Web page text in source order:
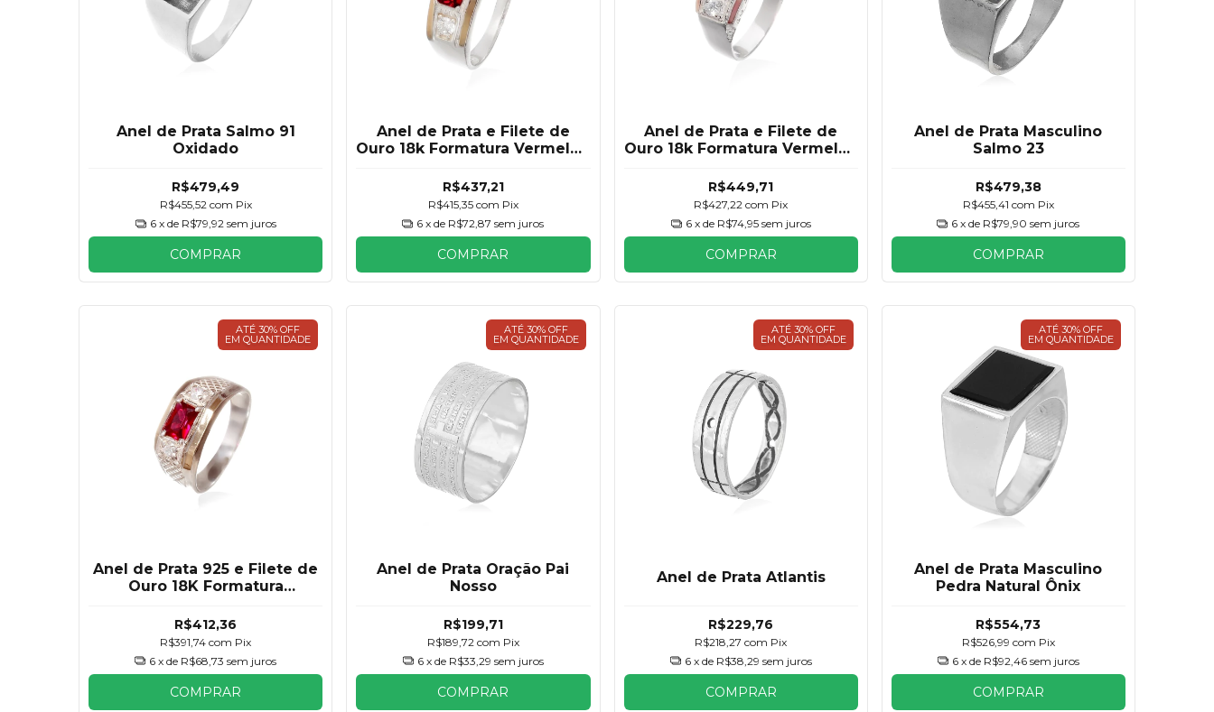
Anel de Prata Salmo 91
Oxidado
R$479,49
R$455,52 com Pix
6 x de R$79,92 sem juros
COMPRAR
Anel de Prata e Filete de
Ouro 18k Formatura Vermelho
R$437,21
R$415,35 com Pix
6 x de R$72,87 sem juros
COMPRAR
Anel de Prata e Filete de
Ouro 18k Formatura Vermelho
R$449,71
R$427,22com Pix
6 x de R$74,95 sem juros
COMPRAR
Anel de Prata Masculino
Salmo 23
R$479,38
R$455,41 com Pix
6 x de R$79,90 sem juros
COMPRAR
ATÉ 30% OFF
EM QUANTIDADE
Anel de Prata 925 e Filete de
Ouro 18K Formatura
R$412,36
R$391,74com Pix
6 x de R$68,73 sem juros
COMPRAR
ATÉ 30% OFF
EM QUANTIDADE
Anel de Prata Oração Pai
Nosso
R$199,71
R$189,72 com Pix
6 x de R$33,29 sem juros
COMPRAR
ATÉ 30% OFF
EM QUANTIDADE
Anel de Prata Atlantis
R$229,76
R$218,27com Pix
6 x de R$38,29 sem juros
COMPRAR
ATÉ 30% OFF
EM QUANTIDADE
Anel de Prata Masculino
Pedra Natural Ônix
R$554,73
R$526,99 com Pix
6 x de R$92,46 sem juros
COMPRAR